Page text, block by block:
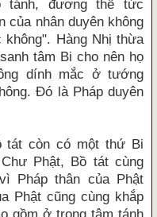
tánh, đương thể tức
của nhân duyên không
Hàng Nhị thừa
tâm Bi cho nên họ
dính mắc ở tướng
Đó là Pháp duyên
tát còn có một thứ Bi
Phật, Bồ tát cùng
Pháp thân của Phật
Phật cũng cùng khắp